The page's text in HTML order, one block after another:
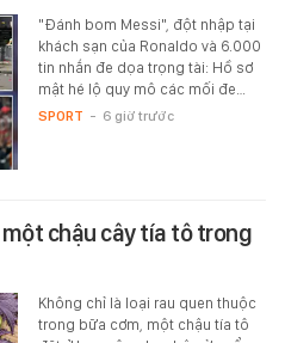
"Đánh bom Messi", đột nhập tại
khách sạn của Ronaldo và 6.000
tin nhắn đe dọa trọng tài: Hồ sơ
mật hé lộ quy mô các mối đe…
SPORT - 6 giờ trước
chậu cây tía tô trong
Không chỉ là loại rau quen thuộc
trong bữa cơm, một chậu tía tô